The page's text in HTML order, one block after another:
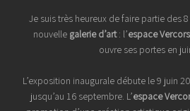
Je suis très heureux de faire partie des
nouvelle galerie d’art: l’espace Vercors
ouvre ses portes en
L’exposition inaugurale débute le 9 juin
jusqu’au 16 septembre. L’espace